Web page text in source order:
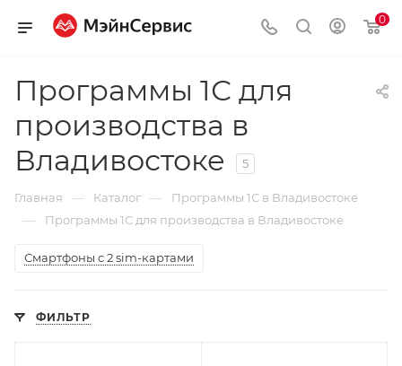
0
Программы 1С для
производства в
Владивостоке
5
Главная — Каталог — Программы 1С в Владивостоке
— Программы 1С для производства в Владивостоке
Смартфоны с 2 sim-картами
ФИЛЬТР